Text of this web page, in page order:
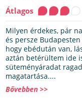
Átlagos
Milyen érdekes, pár
és persze
hogy ebédután van,
aztán betérültem ide
süteményáradat
magatartása....
Bővebben >>